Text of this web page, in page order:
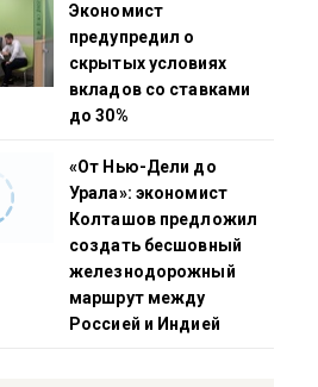
Экономист
предупредил о
скрытых условиях
вкладов со ставками
до 30%
«От Нью-Дели до
Урала»: экономист
Колташов предложил
создать бесшовный
железнодорожный
маршрут между
Россией и Индией